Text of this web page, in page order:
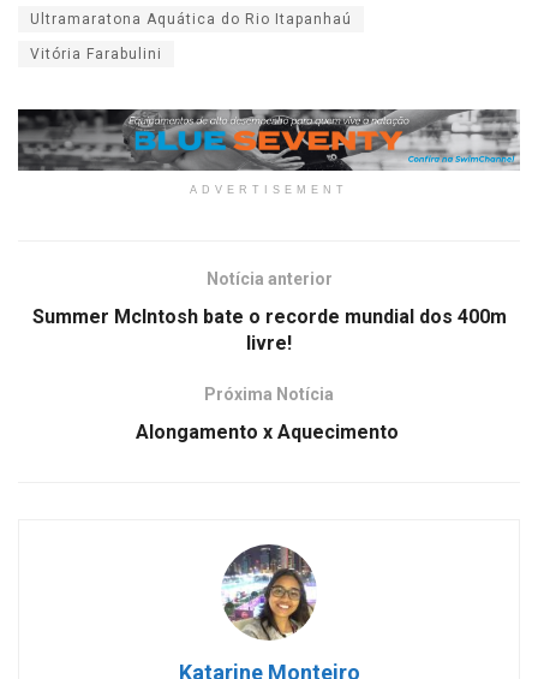
Ultramaratona Aquática do Rio Itapanhaú
Vitória Farabulini
ADVERTISEMENT
Notícia anterior
Summer McIntosh bate o recorde mundial dos 400m
livre!
Próxima Notícia
Alongamento x Aquecimento
Katarine Monteiro